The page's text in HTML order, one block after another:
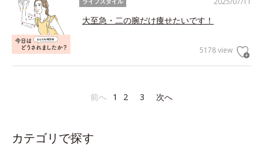
大至急・二の腕だけ痩せたいです！
5178 view
前へ 1 2 3 次へ
カテゴリで探す